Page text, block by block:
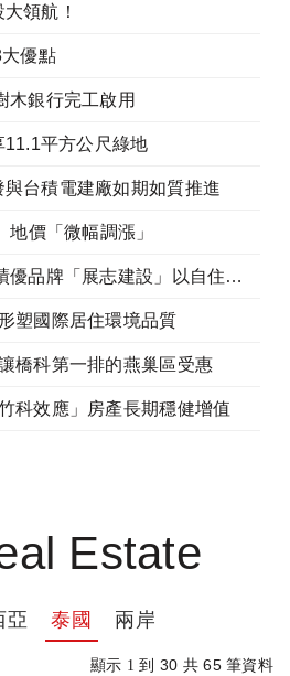
領航！
優點
木銀行完工啟用
平方公尺綠地
台積電建廠如期如質推進
價「微幅調漲」
做住戶一輩子靠山 桃績優品牌「展志建設」以自住心蓋房
塑國際居住環境品質
橋科第一排的燕巢區受惠
科效應」房產長期穩健增值
Estate
亞 泰國 兩岸
顯示 1 到 30 共65筆資料